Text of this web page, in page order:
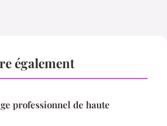
également
professionnel de haute